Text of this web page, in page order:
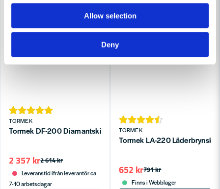
Allow selection
Deny
TORMEK
Tormek DF-200 Diamantskiva
2 614 kr
2 357 kr
Leveranstid ifrån leverantör ca
7-10 arbetsdagar
TORMEK
Tormek LA-220
791 kr
652 kr
Finns i Webblager